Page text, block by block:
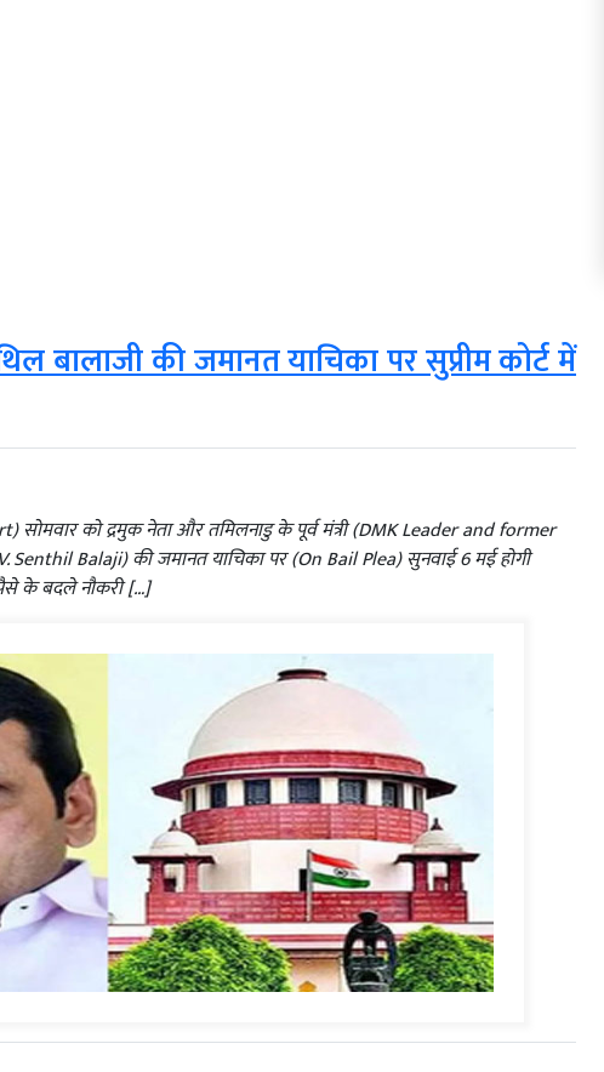
बालाजी की जमानत याचिका पर सुप्रीम कोर्ट में
सोमवार को द्रमुक नेता और तमिलनाडु के पूर्व मंत्री (DMK Leader and ​​former
Balaji) की जमानत याचिका पर (On Bail Plea) सुनवाई 6 मई होगी
के बदले नौकरी […]